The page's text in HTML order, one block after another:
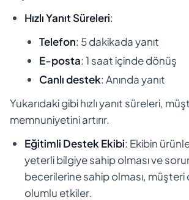
Hızlı Yanıt Süreleri:
Telefon: 5 dakikada yanıt
E-posta: 1 saat içinde dönüş
Canlı destek: Anında yanıt
Yukarıdaki gibi hızlı yanıt süreleri,
memnuniyetini artırır.
Eğitimli Destek Ekibi: Ekibin
yeterli bilgiye sahip olması ve
becerilerine sahip olması, müşteri
olumlu etkiler.